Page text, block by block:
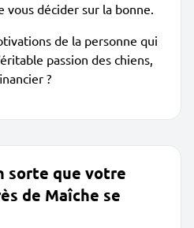
vous décider sur la bonne.
de la personne qui
passion des chiens,
?
sorte que votre
de Maîche se